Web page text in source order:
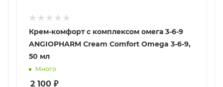
Крем-комфорт с комплексом омега 3-6-9
ANGIOPHARM Cream Comfort Omega 3-6-9,
50 мл
Много
2 100 ₽